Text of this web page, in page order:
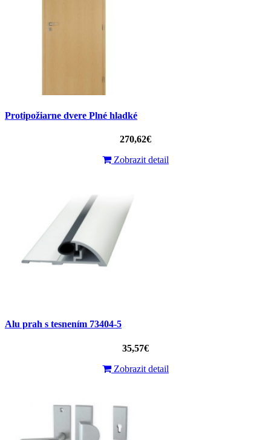
Protipožiarne dvere Plné hladké
270,62€
Zobrazit detail
Alu prah s tesnením 73404-5
35,57€
Zobrazit detail